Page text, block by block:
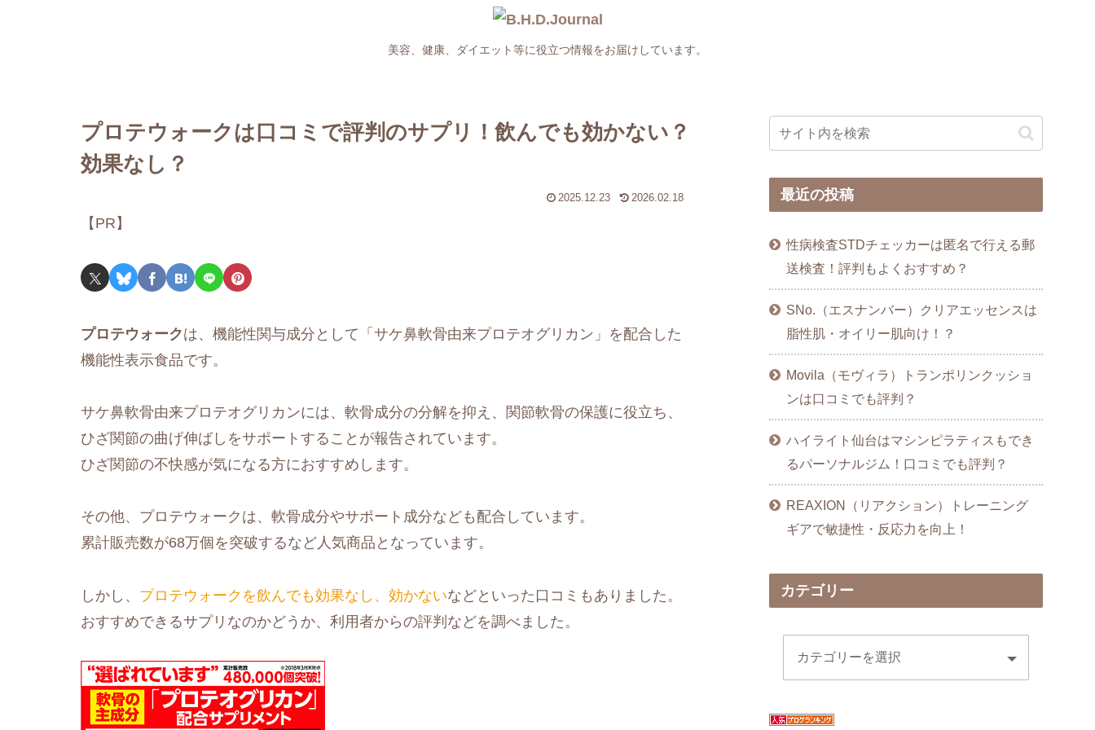
美容、健康、ダイエット等に役立つ情報をお届けしています。
プロテウォークは口コミで評判のサプリ！飲んでも効かない？
効果なし？
2025.12.23 2026.02.18
【PR】
プロテウォークは、機能性関与成分として「サケ鼻軟骨由来プロテオグリカン」を配合した
機能性表示食品です。
サケ鼻軟骨由来プロテオグリカンには、軟骨成分の分解を抑え、関節軟骨の保護に役立ち、
ひざ関節の曲げ伸ばしをサポートすることが報告されています。
ひざ関節の不快感が気になる方におすすめします。
その他、プロテウォークは、軟骨成分やサポート成分なども配合しています。
累計販売数が68万個を突破するなど人気商品となっています。
しかし、 プロテウォークを飲んでも効果なし、効かないなどといった口コミもありました。
おすすめできるサプリなのかどうか、利用者からの評判などを調べました。
最近の投稿
性病検査STDチェッカーは匿名で行える郵
送検査！評判もよくおすすめ？
SNo.（エスナンバー）クリアエッセンスは
脂性肌・オイリー肌向け！？
Movila（モヴィラ）トランポリンクッショ
ンは口コミでも評判？
ハイライト仙台はマシンピラティスもでき
るパーソナルジム！口コミでも評判？
REAXION（リアクション）トレーニング
ギアで敏捷性・反応力を向上！
カテゴリー